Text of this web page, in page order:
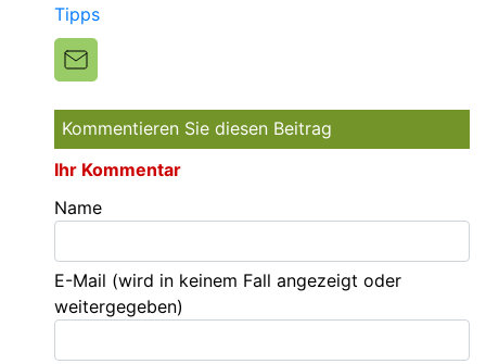
Tipps
Kommentieren Sie diesen Beitrag
Ihr Kommentar
Name
E-Mail (wird in keinem Fall angezeigt oder
weitergegeben)